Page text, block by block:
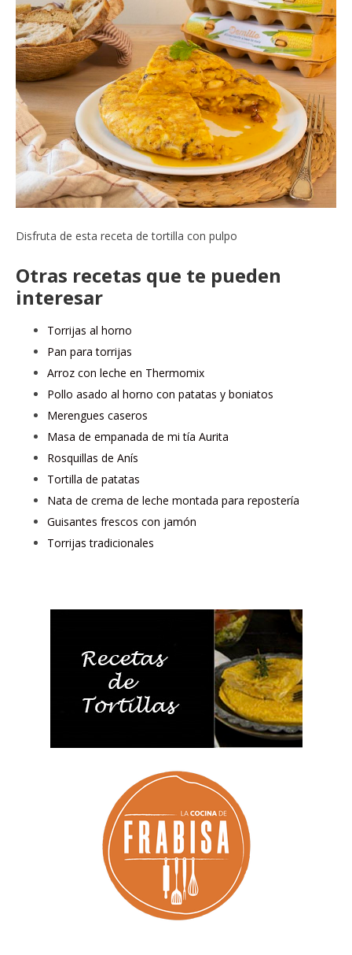
Disfruta de esta receta de tortilla con pulpo
Otras recetas que te pueden
interesar
Torrijas al horno
Pan para torrijas
Arroz con leche en Thermomix
Pollo asado al horno con patatas y boniatos
Merengues caseros
Masa de empanada de mi tía Aurita
Rosquillas de Anís
Tortilla de patatas
Nata de crema de leche montada para repostería
Guisantes frescos con jamón
Torrijas tradicionales